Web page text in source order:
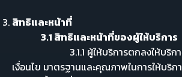
สิทธิและหน้าที่
3.1 สิทธิและหน้าที่ของผู้ให้บริการ
3.1.1 ผู้ให้บริการตกลงให้บริการต
เงื่อนไข มาตรฐานและคุณภาพในการให้บริ